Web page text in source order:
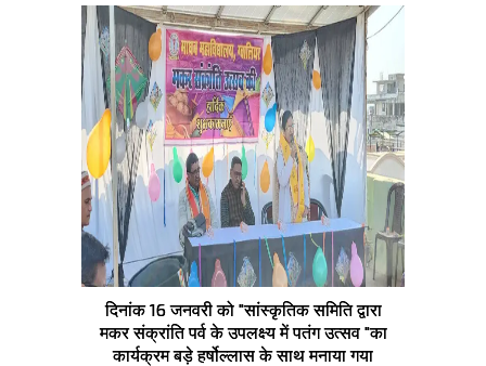
दिनांक 16 जनवरी को "सांस्कृतिक समिति द्वारा
मकर संक्रांति पर्व के उपलक्ष्य में पतंग उत्सव "का
कार्यक्रम बड़े हर्षोल्लास के साथ मनाया गया